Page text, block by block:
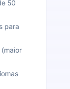
50
para